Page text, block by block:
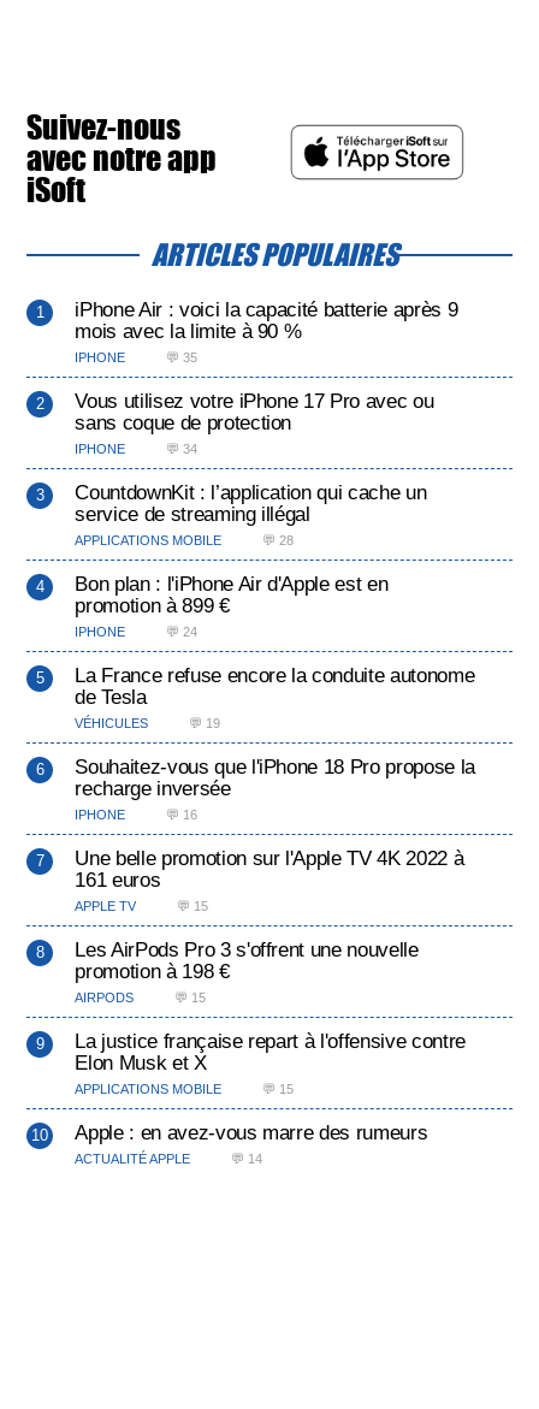
Suivez-nous
avec notre app
iSoft
ARTICLES POPULAIRES
iPhone Air : voici la capacité batterie après 9
mois avec la limite à 90 %
IPHONE 💬 35
Vous utilisez votre iPhone 17 Pro avec ou
sans coque de protection
IPHONE 💬 34
CountdownKit : l’application qui cache un
service de streaming illégal
APPLICATIONS MOBILE 💬 28
Bon plan : l'iPhone Air d'Apple est en
promotion à 899 €
IPHONE 💬 24
La France refuse encore la conduite autonome
de Tesla
VÉHICULES 💬 19
Souhaitez-vous que l'iPhone 18 Pro propose la
recharge inversée
IPHONE 💬 16
Une belle promotion sur l'Apple TV 4K 2022 à
161 euros
APPLE TV 💬 15
Les AirPods Pro 3 s'offrent une nouvelle
promotion à 198 €
AIRPODS 💬 15
La justice française repart à l'offensive contre
Elon Musk et X
APPLICATIONS MOBILE 💬 15
Apple : en avez-vous marre des rumeurs
ACTUALITÉ APPLE 💬 14